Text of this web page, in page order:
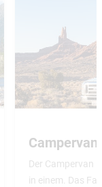
Campervan
Der Campervan
in einem. Das